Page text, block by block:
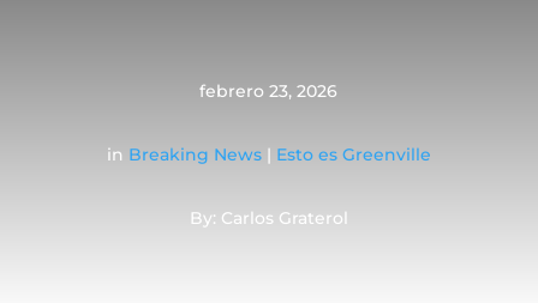
febrero 23, 2026
in Breaking News| Esto es Greenville
By: Carlos Graterol